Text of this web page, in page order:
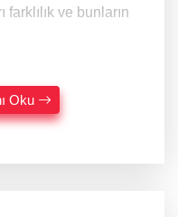
farklılık ve bunların
Oku